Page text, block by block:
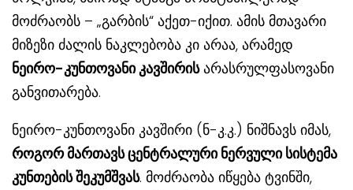
მოძრაობს – „გარბის“ აქეთ-იქით. ამის მთავარი
მიზეზი ძალის ნაკლებობა კი არაა, არამედ
ნეირო-კუნთოვანი კავშირისარასრულფასოვანი
განვითარება.
ნეირო-კუნთოვანი კავშირი (ნ-კ.კ.) ნიშნავს იმას,
როგორ მართავს ცენტრალური ნერვული სისტემა
კუნთების შეკუმშვას. მოძრაობა იწყება ტვინში,